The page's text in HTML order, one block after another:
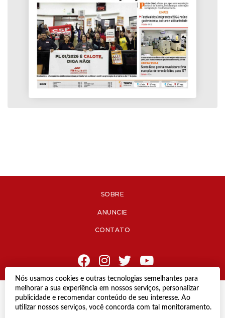
Nós usamos cookies e outras tecnologias semelhantes para
melhorar a sua experiência em nossos serviços, personalizar
publicidade e recomendar conteúdo de seu interesse. Ao
utilizar nossos serviços, você concorda com tal monitoramento.
SOBRE
ANUNCIE
CONTATO
© Copyright 2021 Diário de Jacareí.
Todos os direitos reservados.
Desenvolvido por